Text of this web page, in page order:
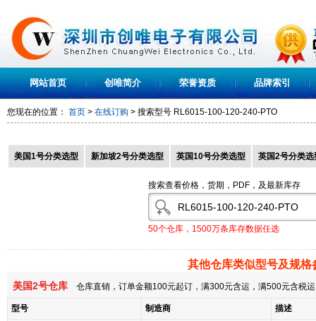
网站首页 创唯简介 荣誉资质 品牌索引
您现在的位置： 首页 > 在线订购 > 搜索型号 RL6015-100-120-240-PTO
美国1号分类选型 新加坡2号分类选型 英国10号分类选型 英国2号分类选
搜索查看价格，货期，PDF，及最新库存
50个仓库，1500万条库存数据任选
其他仓库类似型号及规格
美国2号仓库 仓库直销，订单金额100元起订，满300元含运，满500元含税
型号 制造商 描述